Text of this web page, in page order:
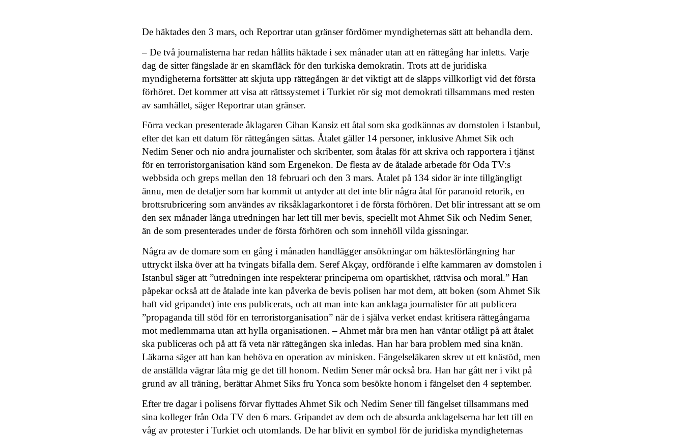
De häktades den 3 mars, och Reportrar utan gränser fördömer myndigheternas sätt att behandla dem.
– De två journalisterna har redan hållits häktade i sex månader utan att en rättegång har inletts. Varje
dag de sitter fängslade är en skamfläck för den turkiska demokratin. Trots att de juridiska
myndigheterna fortsätter att skjuta upp rättegången är det viktigt att de släpps villkorligt vid det första
förhöret. Det kommer att visa att rättssystemet i Turkiet rör sig mot demokrati tillsammans med resten
av samhället, säger Reportrar utan gränser.
Förra veckan presenterade åklagaren Cihan Kansiz ett åtal som ska godkännas av domstolen i Istanbul,
efter det kan ett datum för rättegången sättas. Åtalet gäller 14 personer, inklusive Ahmet Sik och
Nedim Sener och nio andra journalister och skribenter, som åtalas för att skriva och rapportera i tjänst
för en terroristorganisation känd som Ergenekon. De flesta av de åtalade arbetade för Oda TV:s
webbsida och greps mellan den 18 februari och den 3 mars. Åtalet på 134 sidor är inte tillgängligt
ännu, men de detaljer som har kommit ut antyder att det inte blir några åtal för paranoid retorik, en
brottsrubricering som användes av riksåklagarkontoret i de första förhören. Det blir intressant att se om
den sex månader långa utredningen har lett till mer bevis, speciellt mot Ahmet Sik och Nedim Sener,
än de som presenterades under de första förhören och som innehöll vilda gissningar.
Några av de domare som en gång i månaden handlägger ansökningar om häktesförlängning har
uttryckt ilska över att ha tvingats bifalla dem. Seref Akçay, ordförande i elfte kammaren av domstolen i
Istanbul säger att ”utredningen inte respekterar principerna om opartiskhet, rättvisa och moral.” Han
påpekar också att de åtalade inte kan påverka de bevis polisen har mot dem, att boken (som Ahmet Sik
haft vid gripandet) inte ens publicerats, och att man inte kan anklaga journalister för att publicera
”propaganda till stöd för en terroristorganisation” när de i själva verket endast kritisera rättegångarna
mot medlemmarna utan att hylla organisationen. – Ahmet mår bra men han väntar otåligt på att åtalet
ska publiceras och på att få veta när rättegången ska inledas. Han har bara problem med sina knän.
Läkarna säger att han kan behöva en operation av minisken. Fängelseläkaren skrev ut ett knästöd, men
de anställda vägrar låta mig ge det till honom. Nedim Sener mår också bra. Han har gått ner i vikt på
grund av all träning, berättar Ahmet Siks fru Yonca som besökte honom i fängelset den 4 september.
Efter tre dagar i polisens förvar flyttades Ahmet Sik och Nedim Sener till fängelset tillsammans med
sina kolleger från Oda TV den 6 mars. Gripandet av dem och de absurda anklagelserna har lett till en
våg av protester i Turkiet och utomlands. De har blivit en symbol för de juridiska myndigheternas